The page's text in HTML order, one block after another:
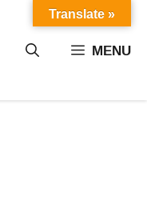
MENU
Translate »